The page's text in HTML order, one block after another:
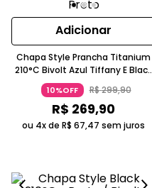
Adicionar
Chapa Style Prancha Titanium
210°C Bivolt Azul Tiffany E Black
Taiff
10%OFF R$299,90
R$ 269,90
ou 4x de R$ 67,47 sem juros